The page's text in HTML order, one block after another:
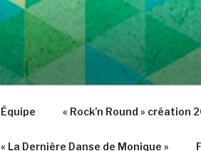
Équipe « Rock’n Round » création
« La Dernière Danse de Monique »